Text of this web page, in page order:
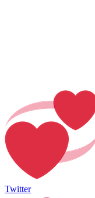
Twitter